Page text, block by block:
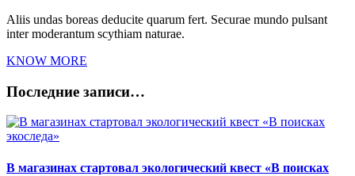
Aliis undas boreas deducite quarum fert. Securae mundo pulsant
inter moderantum scythiam naturae.
KNOW MORE
Последние записи…
В магазинах стартовал экологический квест «В поисках